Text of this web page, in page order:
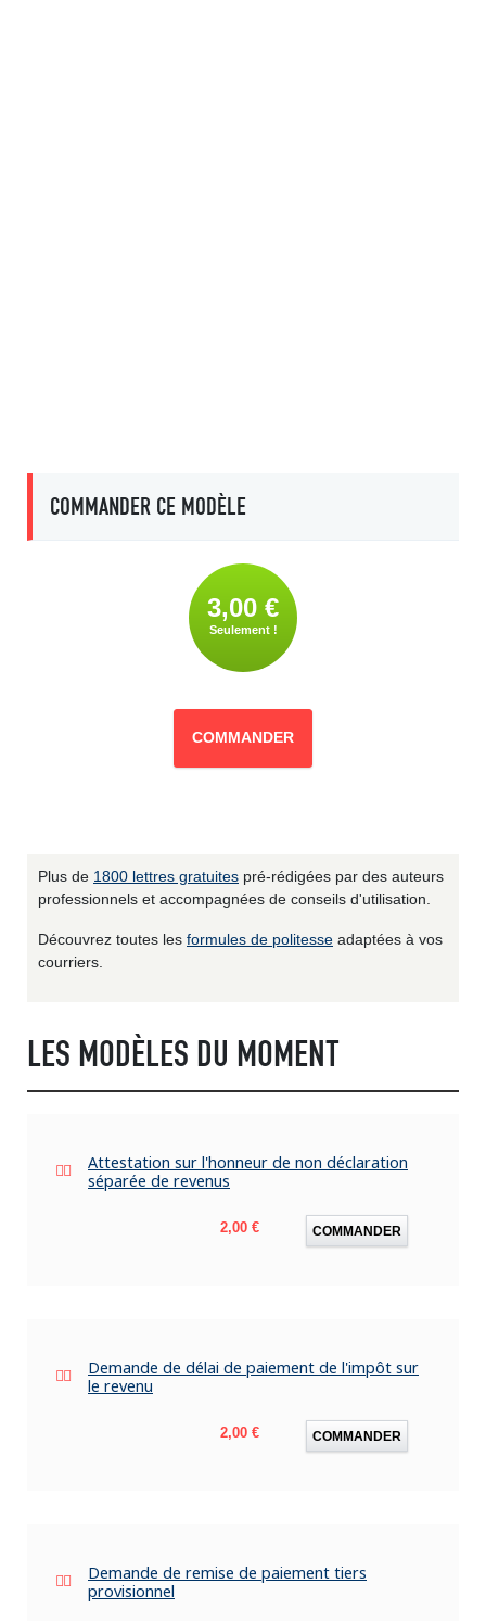
COMMANDER CE MODÈLE
3,00 €
Seulement !
COMMANDER
Plus de 1800 lettres gratuites pré-rédigées par des auteurs
professionnels et accompagnées de conseils d'utilisation.
Découvrez toutes les formules de politesse adaptées à vos
courriers.
LES MODÈLES DU MOMENT
Attestation sur l'honneur de non déclaration
séparée de revenus
Prix
2,00 € COMMANDER
Demande de délai de paiement de l'impôt sur
le revenu
Prix
2,00 € COMMANDER
Demande de remise de paiement tiers
provisionnel